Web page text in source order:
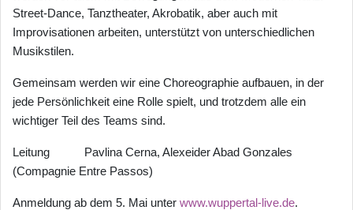
Street-Dance, Tanztheater, Akrobatik, aber auch mit
Improvisationen arbeiten, unterstützt von unterschiedlichen
Musikstilen.
Gemeinsam werden wir eine Choreographie aufbauen, in der
jede Persönlichkeit eine Rolle spielt, und trotzdem alle ein
wichtiger Teil des Teams sind.
Leitung Pavlina Cerna, Alexeider Abad Gonzales
(Compagnie Entre Passos)
Anmeldung ab dem 5. Mai unter www.wuppertal-live.de.